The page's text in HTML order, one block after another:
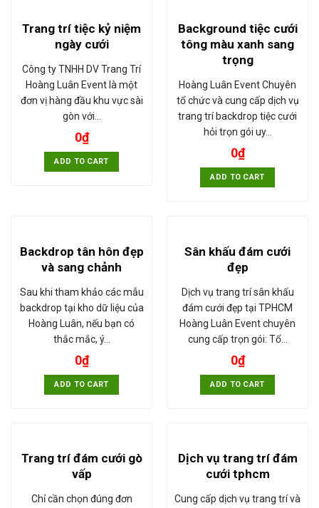
Trang trí tiệc kỷ niệm
ngày cưới
Công ty TNHH DV Trang Trí
Hoàng Luân Event là một
đơn vị hàng đầu khu vực sài
gòn với…
0₫
ADD TO CART
Background tiệc cưới
tông màu xanh sang
trọng
Hoàng Luân Event Chuyên
tổ chức và cung cấp dịch vụ
trang trí backdrop tiệc cưới
hỏi trọn gói uy…
0₫
ADD TO CART
Backdrop tân hôn đẹp
và sang chảnh
Sau khi tham khảo các mẫu
backdrop tại kho dữ liệu của
Hoàng Luân, nếu bạn có
thắc mắc, ý…
0₫
ADD TO CART
Sân khấu đám cưới
đẹp
Dịch vụ trang trí sân khấu
đám cưới đẹp tại TPHCM
Hoàng Luân Event chuyên
cung cấp trọn gói: Tổ…
0₫
ADD TO CART
Trang trí đám cưới gò
vấp
Chỉ cần chọn đúng đơn
Dịch vụ trang trí đám
cưới tphcm
Cung cấp dịch vụ trang trí và